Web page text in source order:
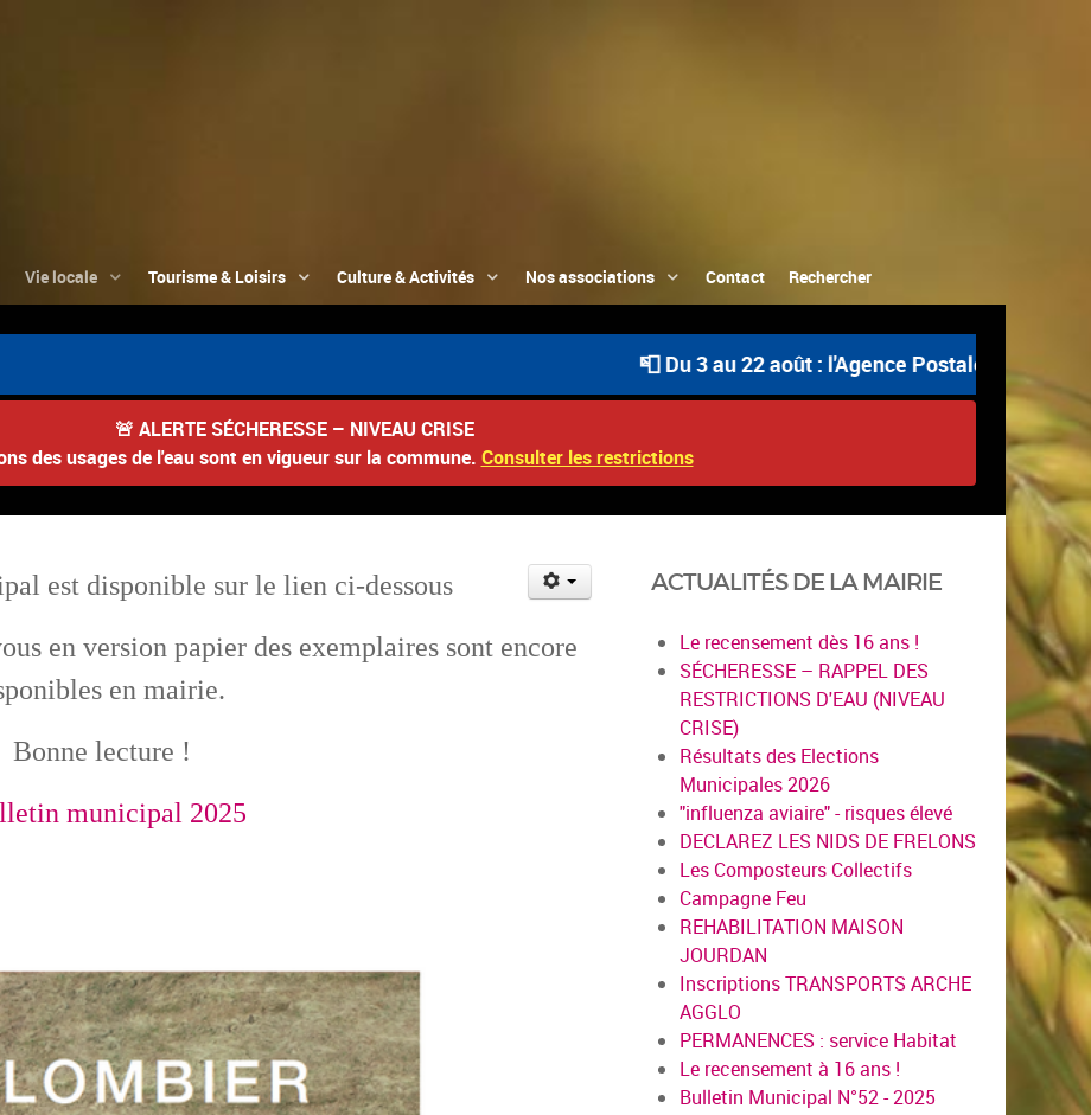
Vie locale Tourisme & Loisirs Culture & Activités Nos associations Contact Rechercher
📮 Du 3 au 22 août : l'Agence Postale Communale
🚨 ALERTE SÉCHERESSE – NIVEAU CRISE
des usages de l'eau sont en vigueur sur la commune. Consulter les restrictions
est disponible sur le lien ci-dessous
en version papier des exemplaires sont encore
en mairie.
Bonne lecture !
municipal 2025
ACTUALITÉS DE LA MAIRIE
Le recensement dès 16 ans !
SÉCHERESSE – RAPPEL DES
RESTRICTIONS D'EAU (NIVEAU
CRISE)
Résultats des Elections
Municipales 2026
"influenza aviaire" - risques élevé
DECLAREZ LES NIDS DE FRELONS
Les Composteurs Collectifs
Campagne Feu
REHABILITATION MAISON
JOURDAN
Inscriptions TRANSPORTS ARCHE
AGGLO
PERMANENCES : service Habitat
Le recensement à 16 ans !
Bulletin Municipal N°52 - 2025